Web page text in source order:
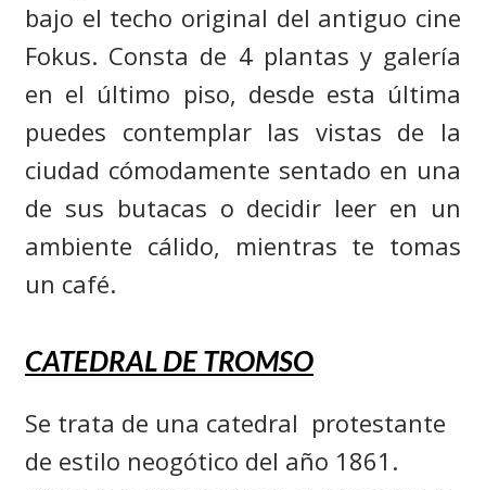
bajo el techo original del antiguo cine
Fokus. Consta de 4 plantas y galería
en el último piso, desde esta última
puedes contemplar las vistas de la
ciudad cómodamente sentado en una
de sus butacas o decidir leer en un
ambiente cálido, mientras te tomas
un café.
CATEDRAL DE TROMSO
Se trata de una catedral protestante
de estilo neogótico del año 1861.